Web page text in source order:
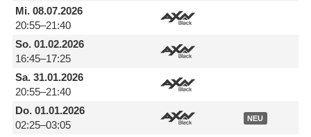
Mi.08.07.2026
20:55–21:40
So.01.02.2026
16:45–17:25
Sa.31.01.2026
20:55–21:40
Do.01.01.2026
02:25–03:05
NEU